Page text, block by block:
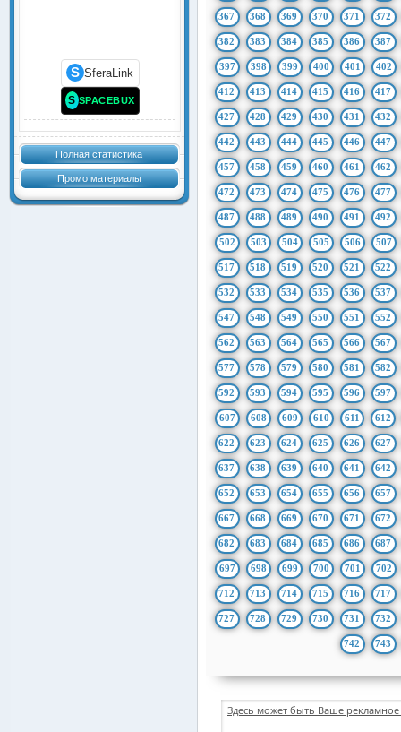
S SferaLink
S SPACEBUX
Полная статистика
Промо материалы
367 368 369 370 371 372
382 383 384 385 386 387
397 398 399 400 401 402
412 413 414 415 416 417
427 428 429 430 431 432
442 443 444 445 446 447
457 458 459 460 461 462
472 473 474 475 476 477
487 488 489 490 491 492
502 503 504 505 506 507
517 518 519 520 521 522
532 533 534 535 536 537
547 548 549 550 551 552
562 563 564 565 566 567
577 578 579 580 581 582
592 593 594 595 596 597
607 608 609 610 611 612
622 623 624 625 626 627
637 638 639 640 641 642
652 653 654 655 656 657
667 668 669 670 671 672
682 683 684 685 686 687
697 698 699 700 701 702
712 713 714 715 716 717
727 728 729 730 731 732
742 743
Здесь может быть Ваше